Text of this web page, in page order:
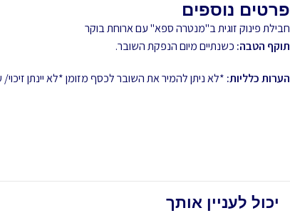
פרטים נוספים
חבילת פינוק זוגית ב"מנטרה ספא" עם ארוחת בוקר
תוקף הטבה: כשנתיים מיום הנפקת השובר.
הערות כלליות: *לא ניתן להמיר את השובר לכסף מזומן *לא יינתן
יכול לעניין אותך